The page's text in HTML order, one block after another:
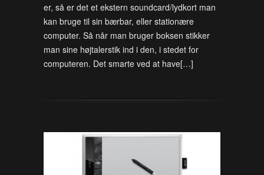
er, så er det et ekstern soundcard/lydkort man
kan bruge til sin bærbar, eller stationære
computer. Så når man bruger boksen stikker
man sine højtalerstik ind i den, i stedet for
computeren. Det smarte ved at have[…]